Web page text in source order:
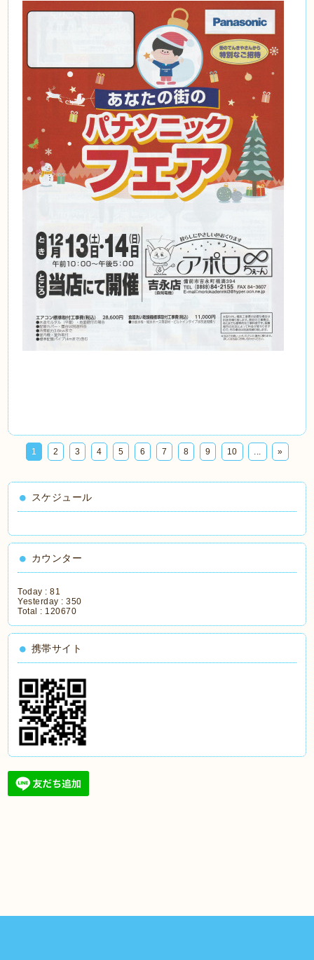
1 2 3 4 5 6 7 8 9 10 ... »
スケジュール
カウンター
Today :81
Yesterday :350
Total : 120670
携帯サイト